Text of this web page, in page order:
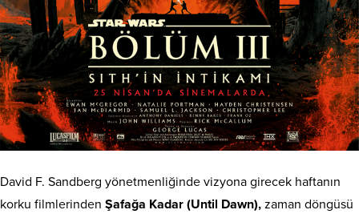
David F. Sandberg yönetmenliğinde vizyona girecek haftanın
korku filmlerinden Şafağa Kadar (Until Dawn), zaman döngüsü